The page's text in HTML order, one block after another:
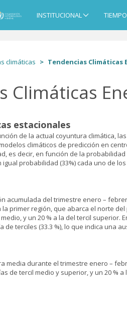
Main
navigation
INSTITUCIONAL TIEMPO
climáticas Tendencias Climáticas
Climáticas
estacionales
de la actual coyuntura climática,
climáticos de predicción en
es decir, en función de la
probabilidad (33%) cada uno de
acumulada del trimestre enero –
primer región, que abarca el norte
y un 20 % a la del tercil
terciles (33.3 %), lo que indica una
media durante el trimestre enero –
de tercil medio y superior, y un 20 %